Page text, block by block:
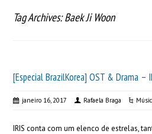
Tag Archives: Baek Ji Woon
[Especial BrazilKorea] OST & Drama
janeiro 16, 2017 Rafaela Braga
IRIS conta com um elenco de estrelas,